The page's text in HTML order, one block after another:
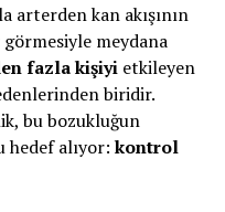
arterden kan akışının
görmesiyle meydana
fazla kişiyietkileyen
biridir.
bu bozukluğun
hedef alıyor:kontrol